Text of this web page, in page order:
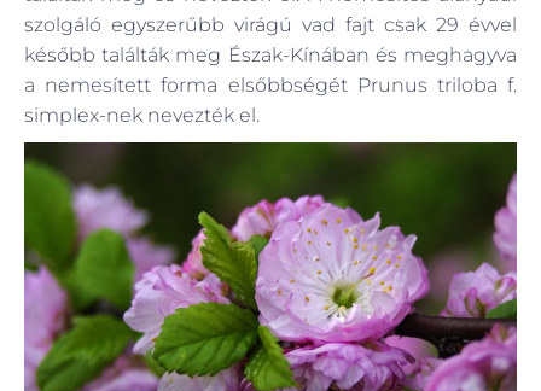
szolgáló egyszerűbb virágú vad fajt csak 29 évvel
később találták meg Észak-Kínában és meghagyva
a nemesített forma elsőbbségét Prunus triloba f.
simplex-nek nevezték el.